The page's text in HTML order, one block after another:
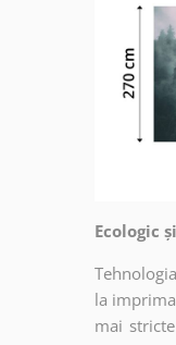
Ecologic
la
mai